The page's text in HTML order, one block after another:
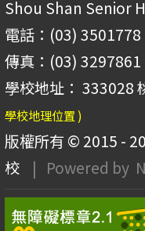
Shou Shan Senior
電話：(03) 3501778
傳真：(03) 3297861
學校地址： 333028
學校地理位置 )
版權所有 © 2015 -
校
| Powered by